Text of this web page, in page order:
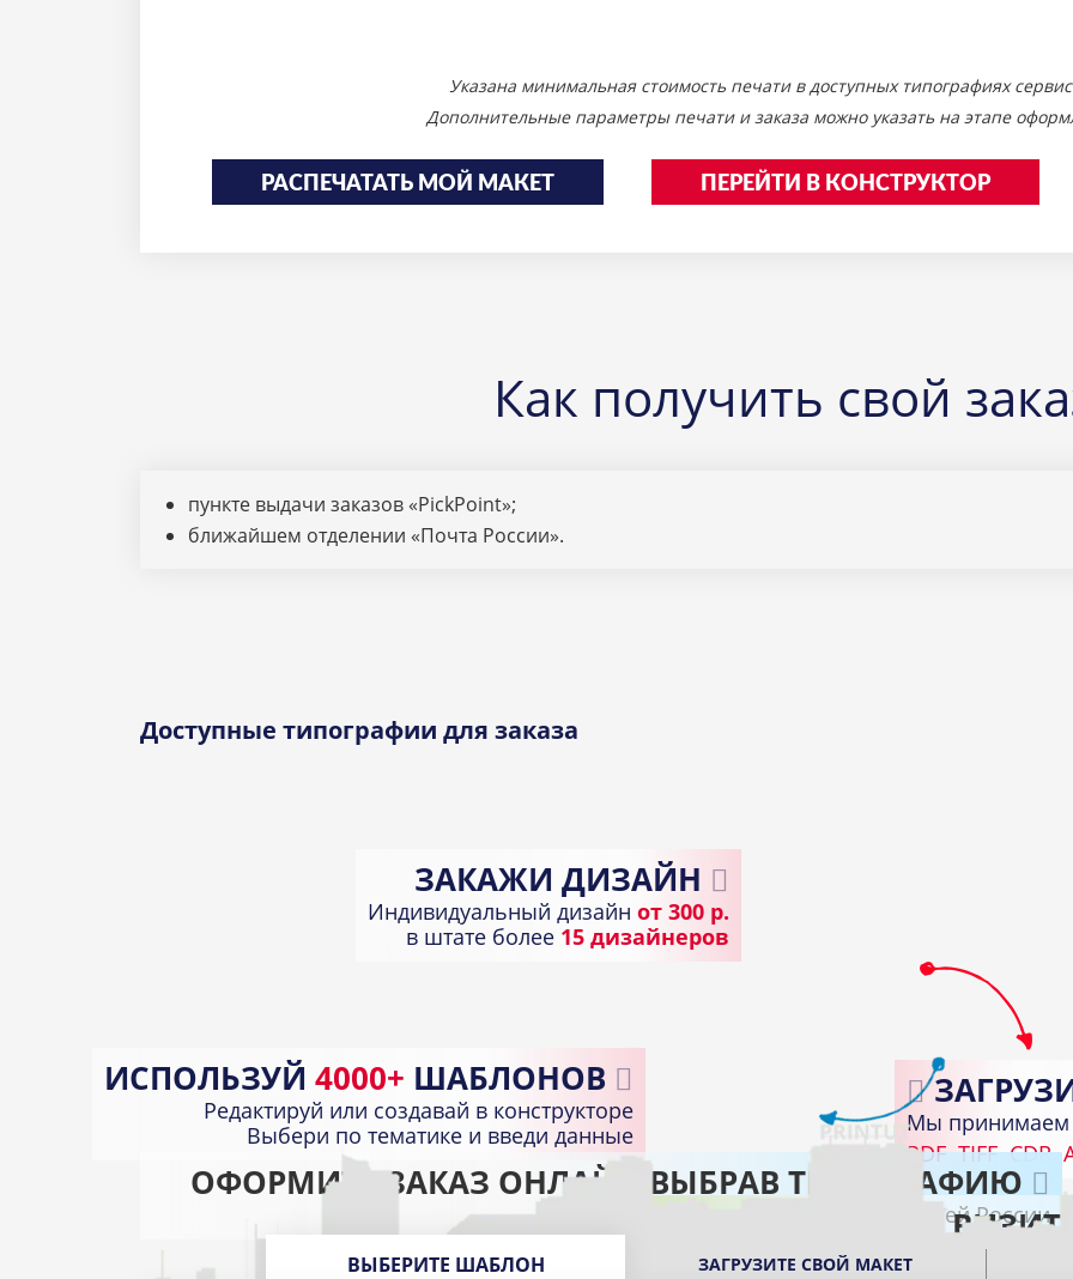
Указана минимальная стоимость печати в доступных типографиях
Дополнительные параметры печати и заказа можно указать на этапе
РАСПЕЧАТАТЬ МОЙ МАКЕТ ПЕРЕЙТИ В КОНСТРУКТОР
Как получить свой
пункте выдачи заказов «PickPoint»;
ближайшем отделении «Почта России».
Доступные типографии для заказа
ИСПОЛЬЗУЙ 4000+ ШАБЛОНОВ
Редактируй или создавай в конструкторе
Выбери по тематике и введи данные
Мы принимаем
PDF TIFF CDR
ЗАКАЖИ ДИЗАЙН
Индивидуальный дизайн от 300 р.
в штате более 15 дизайнеров
ОФОРМИТЕ ЗАКАЗ ОНЛАЙН ВЫБРАВ ТИПОГРАФИЮ
Доставка по всей России
ПОЛУЧИТЕ ГОТОВЫЕ
В подходящем пункте выдачи вашего
ВЫБЕРИТЕ ШАБЛОН ЗАГРУЗИТЕ СВОЙ МАКЕТ